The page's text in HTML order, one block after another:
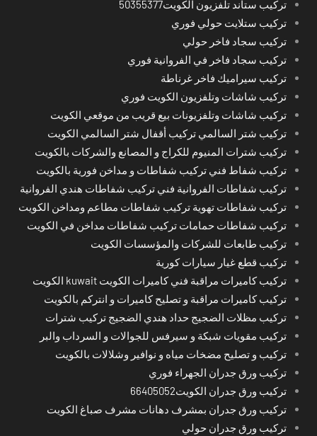
تركيب ستاند تلفزيون الكويت50355377
تركيب ستلايت حولي فوري
تركيب سجاد فاخر حولي
تركيب سجاد فاخر في الفروانية فوري
تركيب سيراميك فاخر غرناطة
تركيب شاشات وتلفزيون الكويت فوري
تركيب شاشات وتلفزيونات بيع قريب من موقعي الكويت
تركيب شتر السالمي تركيب أقفال شتر السالمي الكويت
تركيب شترات المنيوم للكراج و المصانع والشركات بالكويت
تركيب شفاط فني تركيب شفاطات و مداخن فورية بالكويت
تركيب شفاطات الفروانية فني تركيب شفاطات هندي الفروانية
تركيب شفاطات تهوية تركيب شفاطات مطاعم ومداخن الكويت
تركيب شفاطات حمامات تركيب شفاطات مداخن في الكويت
تركيب طابعات للشركات والمؤسسات الكويت
تركيب قطع غيار سيارات كورية
تركيب كاميرات مراقبة فني كاميرات الكويت kuwait الكويت
تركيب كاميرات مراقبة و تصليح كاميرات و انتركم بالكويت
تركيب مظلات الضجيج حداد هندي الضجيج تركيب شترات
تركيب مقويات شبكة و سيرفس للجوالات و السرداب والبر
تركيب و تصليح مضخات مياه و نوافير وشلالات بالكويت
تركيب ورق جدران الجهراء فوري
تركيب ورق جدران الكويت66405052
تركيب ورق جدران بمشرف دهانات مشرف صباغ الكويت
تركيب ورق جدران حولي